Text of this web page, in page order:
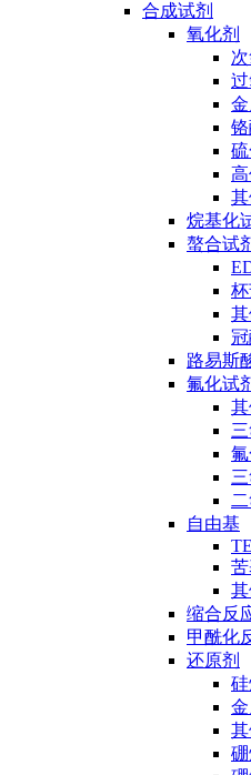
合成试剂
氧化剂
金
其
烷基化
螯合试
路易斯
氟化试
氟
自由基
缩合反
甲酰化
还原剂
其